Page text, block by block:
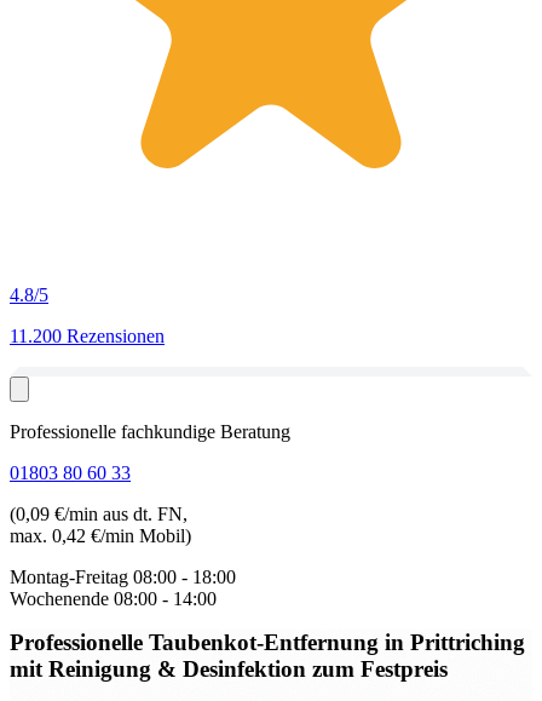
4.8/5
11.200 Rezensionen
Professionelle fachkundige Beratung
01803 80 60 33
(0,09 €/min aus dt. FN,
max. 0,42 €/min Mobil)
Montag-Freitag 08:00 - 18:00
Wochenende 08:00 - 14:00
Professionelle Taubenkot-Entfernung in Prittriching
mit Reinigung & Desinfektion zum Festpreis